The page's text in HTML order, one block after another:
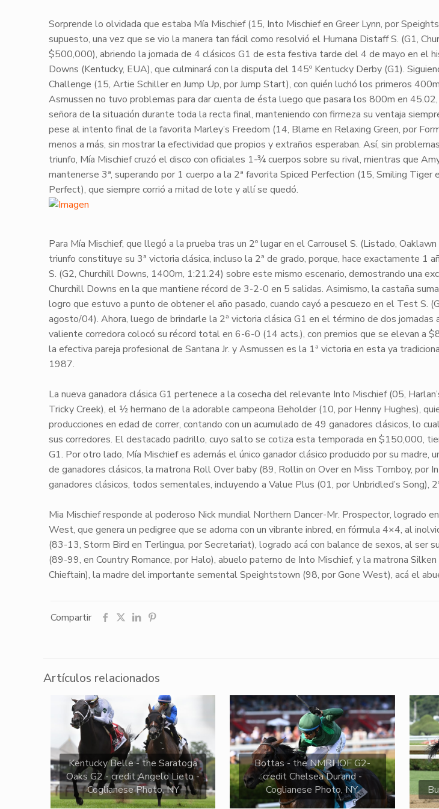
​Sorprende lo olvidada que estaba Mía Mischief(15, Into Mischief en Greer Lynn, por
supuesto, una vez que se vio la manera tan fácil como resolvió el Humana Distaff S. (G1,
$500,000), abriendo la jornada de 4 clásicos G1 de esta festiva tarde del4 de mayo en el
Downs (Kentucky, EUA), que culminará con la disputa del 145º Kentucky Derby (G1).
Challenge (15, Artie Schiller en Jump Up, por Jump Start), con quién luchó los primeros
Asmussen no tuvo problemas para dar cuenta de ésta luego que pasara los 800m en 45.02
señora de la situación durante toda la recta final, manteniendo con firmeza su ventaja
pese al intento final de la favorita Marley’s Freedom (14, Blame en Relaxing Green, por
menos a más, sin mostrar la efectividad que propios y extraños esperaban. Así, sin
triunfo, Mía Mischiefcruzó el disco con oficiales 1-¾ cuerpos sobre su rival, mientras que
mantenerse 3ª, superando por 1 cuerpo a la 2ª favorita Spiced Perfection (15, Smiling Tiger
Perfect), que siempre corrió a mitad de lote y allí se quedó.
​Para Mía Mischief, que llegó a la prueba tras un 2º lugar en el Carrousel S. (Listado,
triunfo constituye su 3ª victoria clásica, incluso la 2ª de grado, porque, hace exactamente 1
S. (G2, Churchill Downs, 1400m, 1:21.24) sobre este mismo escenario, demostrando una
Churchill Downs en la que mantiene récord de 3-2-0 en 5 salidas. Asimismo, la castaña
logro que estuvo a punto de obtener el año pasado, cuando cayó a pescuezo en el Test S. (
agosto/04). Ahora, luego de brindarle la 2ª victoria clásica G1 en el término de dos jornadas
valiente corredora colocó su récord total en 6-6-0 (14 acts.), con premios que se elevan a
la efectiva pareja profesional de Santana Jr. yAsmussen es la 1ª victoria en esta ya
1987.
La nueva ganadora clásica G1 pertenece a la cosecha del relevante Into Mischief(05,
Tricky Creek), el ½ hermano de la adorable campeona Beholder(10, por Henny Hughes),
producciones en edad de correr, contando con un acumulado de 49 ganadores clásicos, lo
sus corredores. El destacado padrillo, cuyo salto se cotiza esta temporada en $150,000,
G1. Por otro lado, Mía Mischiefes además el único ganador clásico producido por su madre,
de ganadores clásicos, la matrona Roll Over baby(89, Rollin on Over en Miss Tomboy, por
ganadores clásicos, todos sementales, incluyendo a Value Plus (01, por Unbridled’s Song),
Mia Mischiefresponde al poderoso Nickmundial Northern Dancer-Mr. Prospector, logrado
West, que genera un pedigree que se adorna con un vibrante inbred, en fórmula 4×4, al
(83-13, Storm Bird en Terlingua, por Secretariat), logrado acá con balance de sexos, al ser
(89-99, en Country Romance, por Halo), abuelo paterno de Into Mischief, y la matrona
Chieftain), la madre del importante sementalSpeightstown (98, por Gone West), acá el
Compartir
Artículos relacionados
Kentucky Belle - the Saratoga
Oaks G2 - credit Angelo Lieto -
Coglianese Photo, NY
Bottas - the NMRHOF G2-
credit Chelsea Durand -
Coglianese Photo, NY.